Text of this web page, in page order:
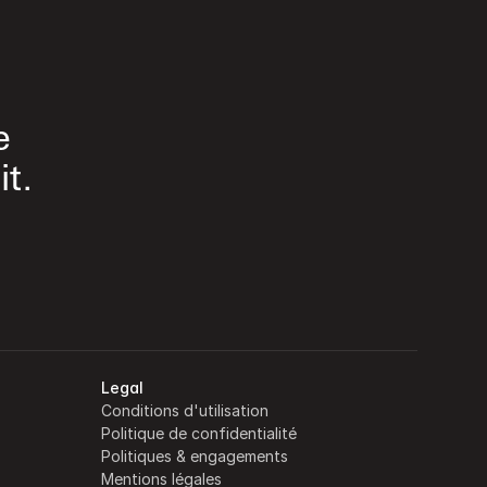
Legal
Conditions d'utilisation
Politique de confidentialité
Politiques & engagements
Mentions légales